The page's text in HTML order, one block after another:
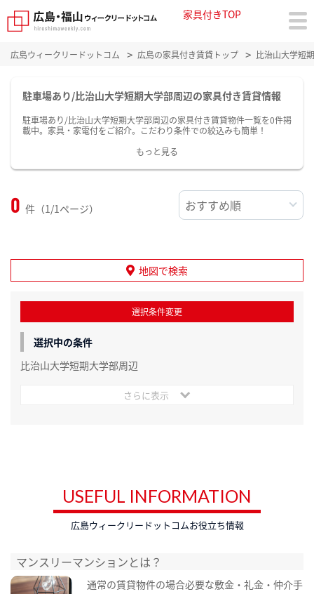
家具付きTOP
広島ウィークリードットコム 広島の家具付き賃貸トップ 比治山大学短
駐車場あり/比治山大学短期大学部周辺の家具付き賃貸情報
駐車場あり/比治山大学短期大学部周辺の家具付き賃貸物件一覧を0件掲
載中。家具・家電付をご紹介。こだわり条件での絞込みも簡単！
もっと見る
0 件（1/1ページ）
地図で検索
選択条件変更
選択中の条件
比治山大学短期大学部周辺
さらに表示
USEFUL INFORMATION
広島ウィークリードットコムお役立ち情報
マンスリーマンションとは？
通常の賃貸物件の場合必要な敷金・礼金・仲介手